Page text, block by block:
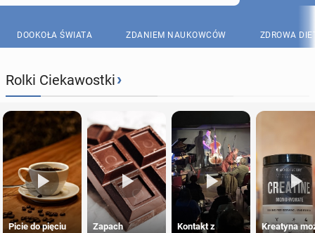
DOOKOŁA ŚWIATA ZDANIEM NAUKOWCÓW ZDROWA
Rolki Ciekawostki›
Picie do pięciu
Zapach
Kontakt z
Kreatyna